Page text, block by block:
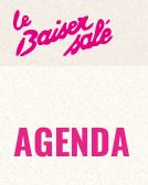
AGENDA